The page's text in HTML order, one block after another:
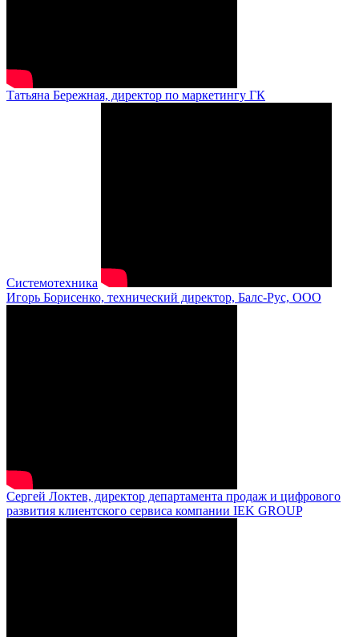
Татьяна Бережная, директор по маркетингу ГК
Системотехника
Игорь Борисенко, технический директор, Балс-Рус, ООО
Сергей Локтев, директор департамента продаж и цифрового
развития клиентского сервиса компании IEK GROUP